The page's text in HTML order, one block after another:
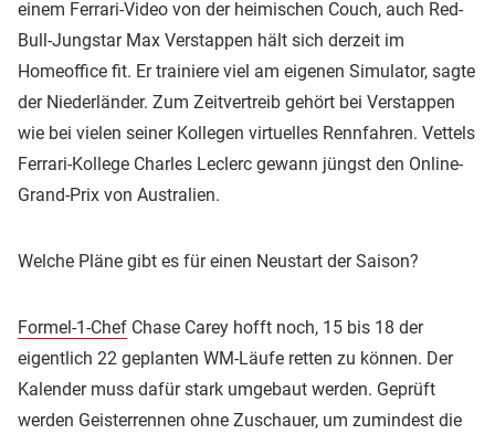
einem Ferrari-Video von der heimischen Couch, auch Red-
Bull-Jungstar Max Verstappen hält sich derzeit im
Homeoffice fit. Er trainiere viel am eigenen Simulator, sagte
der Niederländer. Zum Zeitvertreib gehört bei Verstappen
wie bei vielen seiner Kollegen virtuelles Rennfahren. Vettels
Ferrari-Kollege Charles Leclerc gewann jüngst den Online-
Grand-Prix von Australien.
Welche Pläne gibt es für einen Neustart der Saison?
Formel-1-Chef Chase Carey hofft noch, 15 bis 18 der
eigentlich 22 geplanten WM-Läufe retten zu können. Der
Kalender muss dafür stark umgebaut werden. Geprüft
werden Geisterrennen ohne Zuschauer, um zumindest die